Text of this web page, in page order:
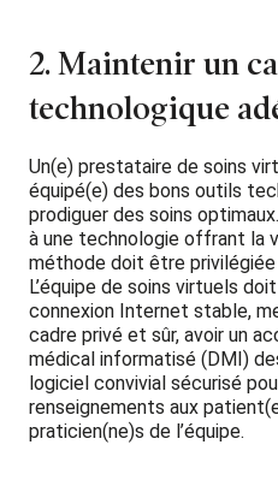
2. Maintenir un
technologique
Un(e) prestataire de soins
équipé(e) des bons outils
prodiguer des soins
à une technologie offrant la
méthode doit être privilégiée
L’équipe de soins virtuels
connexion Internet stable,
cadre privé et sûr, avoir un
médical informatisé (DMI)
logiciel convivial sécurisé
renseignements aux
praticien(ne)s de l’équipe.